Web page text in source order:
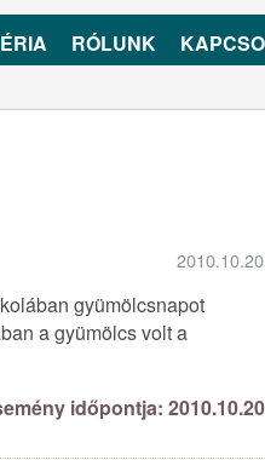
RÓLUNK
gyümölcsnapot
a gyümölcs volt a
időpontja: 2010.10.20